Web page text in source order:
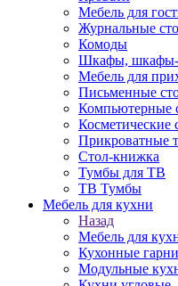
Мебель для
Журнальные
Комоды
Шкафы, шкафы-
Мебель для
Письменные
Компьютерные
Косметические
Прикроватные
Стол-книжка
Тумбы для ТВ
ТВ Тумбы
Мебель для кухни
Назад
Мебель для
Кухонные
Модульные